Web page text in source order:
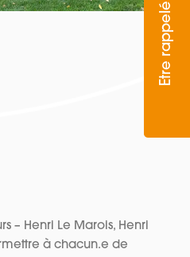
– Henri Le Marois, Henri
à chacun.e de
Etre rappelé